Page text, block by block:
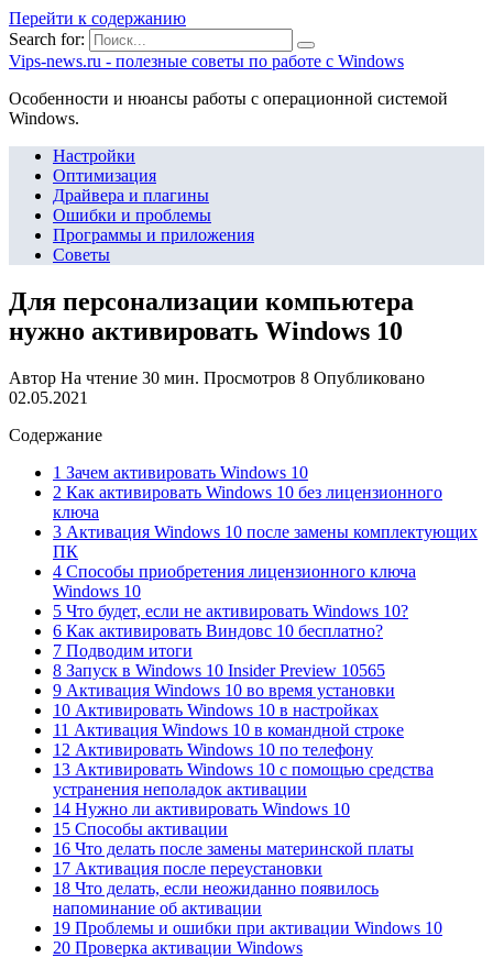
Перейти к содержанию
Search for:
Vips-news.ru - полезные советы по работе с Windows
Особенности и нюансы работы с операционной системой
Windows.
Настройки
Оптимизация
Драйвера и плагины
Ошибки и проблемы
Программы и приложения
Советы
Для персонализации компьютера
нужно активировать Windows 10
Автор На чтение 30 мин. Просмотров 8 Опубликовано
02.05.2021
Содержание
1 Зачем активировать Windows 10
2 Как активировать Windows 10 без лицензионного
ключа
3 Активация Windows 10 после замены комплектующих
ПК
4 Способы приобретения лицензионного ключа
Windows 10
5 Что будет, если не активировать Windows 10?
6 Как активировать Виндовс 10 бесплатно?
7 Подводим итоги
8 Запуск в Windows 10 Insider Preview 10565
9 Активация Windows 10 во время установки
10 Активировать Windows 10 в настройках
11 Активация Windows 10 в командной строке
12 Активировать Windows 10 по телефону
13 Активировать Windows 10 с помощью средства
устранения неполадок активации
14 Нужно ли активировать Windows 10
15 Способы активации
16 Что делать после замены материнской платы
17 Активация после переустановки
18 Что делать, если неожиданно появилось
напоминание об активации
19 Проблемы и ошибки при активации Windows 10
20 Проверка активации Windows